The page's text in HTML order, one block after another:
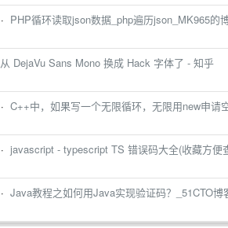
· PHP循环读取json数据_php遍历json_MK965的
从 DejaVu Sans Mono 换成 Hack 字体了 - 知乎
· C++中，如果写一个无限循环，无限用new申请
· javascript - typescript TS 错误码大全(收藏方
· Java教程之如何用Java实现验证码？_51CTO博